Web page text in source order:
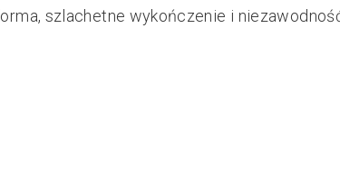
szlachetne wykończenie i